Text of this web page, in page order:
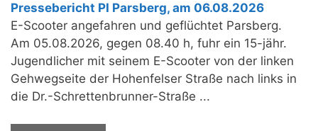
Pressebericht PI Parsberg, am 06.08.2026
E-Scooter angefahren und geflüchtet Parsberg.
Am 05.08.2026, gegen 08.40 h, fuhr ein 15-jähr.
Jugendlicher mit seinem E-Scooter von der linken
Gehwegseite der Hohenfelser Straße nach links in
die Dr.-Schrettenbrunner-Straße ...